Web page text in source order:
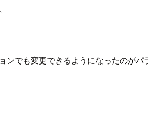
でも変更できるようになったのが